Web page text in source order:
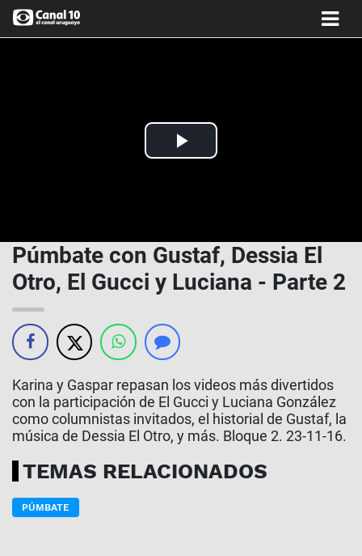
Play
Púmbate con Gustaf, Dessia El
Otro, El Gucci y Luciana - Parte 2
Karina y Gaspar repasan los videos más divertidos
con la participación de El Gucci y Luciana González
como columnistas invitados, el historial de Gustaf, la
música de Dessia El Otro, y más. Bloque 2. 23-11-16.
TEMAS RELACIONADOS
PÚMBATE